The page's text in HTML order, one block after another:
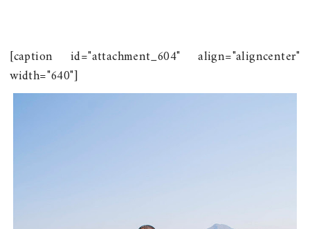
[caption id="attachment_604" align="aligncenter"
width="640"]